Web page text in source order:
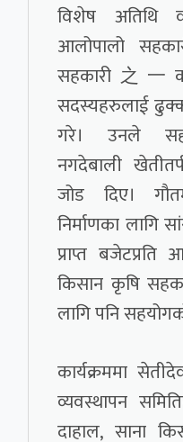
विशेष अतिथि
आलोपालो
सहकारी之一
सदस्यहरुलाई
गरे। उनले
नगदेबाली खेतीतर्फ
जोड दिए।
निर्माणका लागि
प्राप्त बजेटप्रति
किसान कृषि
लागि पनि
कार्यक्रममा
व्यवस्थापन
दाहाल, साना